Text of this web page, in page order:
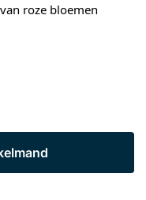
roze bloemen